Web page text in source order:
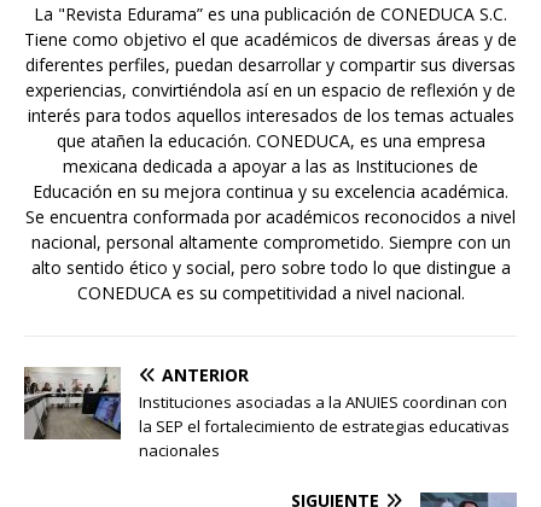
La "Revista Edurama” es una publicación de CONEDUCA S.C.
Tiene como objetivo el que académicos de diversas áreas y de
diferentes perfiles, puedan desarrollar y compartir sus diversas
experiencias, convirtiéndola así en un espacio de reflexión y de
interés para todos aquellos interesados de los temas actuales
que atañen la educación. CONEDUCA, es una empresa
mexicana dedicada a apoyar a las as Instituciones de
Educación en su mejora continua y su excelencia académica.
Se encuentra conformada por académicos reconocidos a nivel
nacional, personal altamente comprometido. Siempre con un
alto sentido ético y social, pero sobre todo lo que distingue a
CONEDUCA es su competitividad a nivel nacional.
ANTERIOR
Instituciones asociadas a la ANUIES coordinan con
la SEP el fortalecimiento de estrategias educativas
nacionales
SIGUIENTE